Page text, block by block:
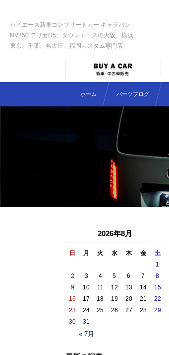
ハイエース新車コンプリートカー キャラバン
NV350 デリカD5、タウンエースの大阪、横浜、
東京、千葉、名古屋、福岡カスタム専門店
ホーム パーツブログ
2026年8月
日 月 火 水 木 金 土
« 7月
1
2
3 4 5 6 7
8
9
10 11 12 13 14
15
16
17 18 19 20 21
22
23
24 25 26 27 28
29
30
31